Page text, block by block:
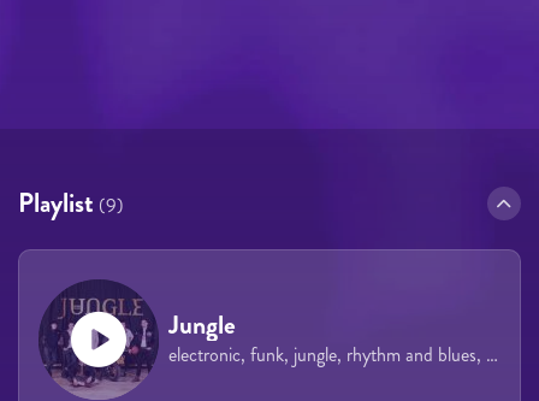
Playlist (9)
Jungle
electronic, funk, jungle, rhythm and blues, soul